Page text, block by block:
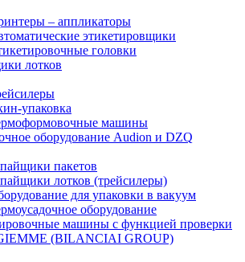
– аппликаторы
этикетировщики
головки
лотков
упаковка
машины
оборудование Audion и DZQ
пакетов
лотков (трейсилеры)
для упаковки в вакуум
оборудование
машины с функцией проверки
(BILANCIAI GROUP)